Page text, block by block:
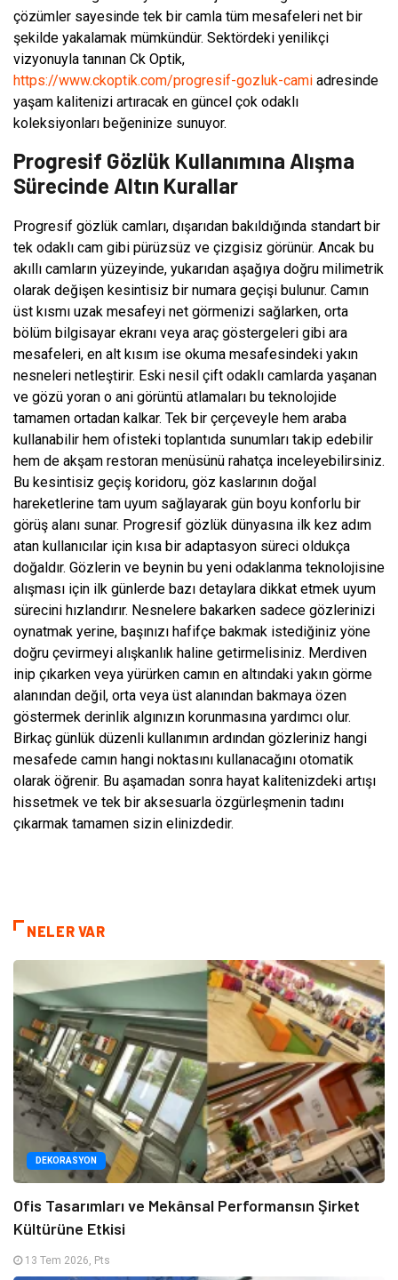
çözümler sayesinde tek bir camla tüm mesafeleri net bir
şekilde yakalamak mümkündür. Sektördeki yenilikçi
vizyonuyla tanınan Ck Optik,
https://www.ckoptik.com/progresif-gozluk-cami adresinde
yaşam kalitenizi artıracak en güncel çok odaklı
koleksiyonları beğeninize sunuyor.
Progresif Gözlük Kullanımına Alışma
Sürecinde Altın Kurallar
Progresif gözlük camları, dışarıdan bakıldığında standart bir
tek odaklı cam gibi pürüzsüz ve çizgisiz görünür. Ancak bu
akıllı camların yüzeyinde, yukarıdan aşağıya doğru milimetrik
olarak değişen kesintisiz bir numara geçişi bulunur. Camın
üst kısmı uzak mesafeyi net görmenizi sağlarken, orta
bölüm bilgisayar ekranı veya araç göstergeleri gibi ara
mesafeleri, en alt kısım ise okuma mesafesindeki yakın
nesneleri netleştirir. Eski nesil çift odaklı camlarda yaşanan
ve gözü yoran o ani görüntü atlamaları bu teknolojide
tamamen ortadan kalkar. Tek bir çerçeveyle hem araba
kullanabilir hem ofisteki toplantıda sunumları takip edebilir
hem de akşam restoran menüsünü rahatça inceleyebilirsiniz.
Bu kesintisiz geçiş koridoru, göz kaslarının doğal
hareketlerine tam uyum sağlayarak gün boyu konforlu bir
görüş alanı sunar. Progresif gözlük dünyasına ilk kez adım
atan kullanıcılar için kısa bir adaptasyon süreci oldukça
doğaldır. Gözlerin ve beynin bu yeni odaklanma teknolojisine
alışması için ilk günlerde bazı detaylara dikkat etmek uyum
sürecini hızlandırır. Nesnelere bakarken sadece gözlerinizi
oynatmak yerine, başınızı hafifçe bakmak istediğiniz yöne
doğru çevirmeyi alışkanlık haline getirmelisiniz. Merdiven
inip çıkarken veya yürürken camın en altındaki yakın görme
alanından değil, orta veya üst alanından bakmaya özen
göstermek derinlik algınızın korunmasına yardımcı olur.
Birkaç günlük düzenli kullanımın ardından gözleriniz hangi
mesafede camın hangi noktasını kullanacağını otomatik
olarak öğrenir. Bu aşamadan sonra hayat kalitenizdeki artışı
hissetmek ve tek bir aksesuarla özgürleşmenin tadını
çıkarmak tamamen sizin elinizdedir.
NELER VAR
DEKORASYON
Ofis Tasarımları ve Mekânsal Performansın Şirket
Kültürüne Etkisi
13 Tem 2026, Pts